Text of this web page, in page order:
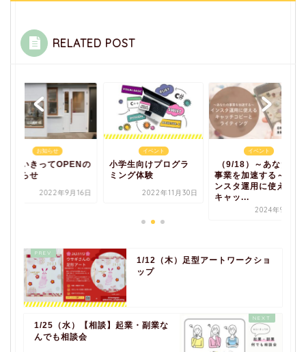
RELATED POST
お知らせ
みらいきってOPENの
お知らせ
2022年9月16日
イベント
小学生向けプログラ
ミング体験
2022年11月30日
イベント
（9/18）～あなたの
事業を加速する～イ
ンスタ運用に使える
キャッ...
2024年9月9日
1/12（木）足型アートワークショ
ップ
1/25（水）【相談】起業・副業な
んでも相談会